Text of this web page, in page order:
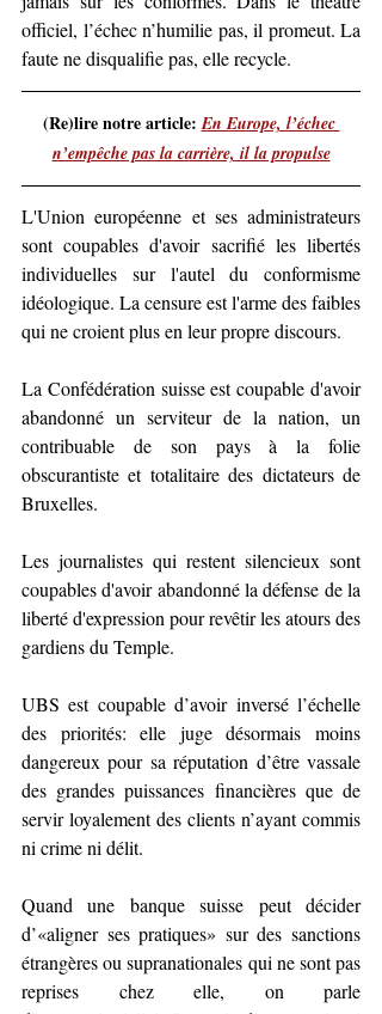
officiel, l’échec n’humilie pas, il promeut. La
faute ne disqualifie pas, elle recycle.
(Re)lire notre article: En Europe, l’échec
n’empêche pas la carrière, il la propulse
L'Union européenne et ses administrateurs
sont coupables d'avoir sacrifié les libertés
individuelles sur l'autel du conformisme
idéologique. La censure est l'arme des faibles
qui ne croient plus en leur propre discours.
La Confédération suisse est coupable d'avoir
abandonné un serviteur de la nation, un
contribuable de son pays à la folie
obscurantiste et totalitaire des dictateurs de
Bruxelles.
Les journalistes qui restent silencieux sont
coupables d'avoir abandonné la défense de la
liberté d'expression pour revêtir les atours des
gardiens du Temple.
UBS est coupable d’avoir inversé l’échelle
des priorités: elle juge désormais moins
dangereux pour sa réputation d’être vassale
des grandes puissances financières que de
servir loyalement des clients n’ayant commis
ni crime ni délit.
Quand une banque suisse peut décider
d’«aligner ses pratiques» sur des sanctions
étrangères ou supranationales qui ne sont pas
reprises chez elle, on parle